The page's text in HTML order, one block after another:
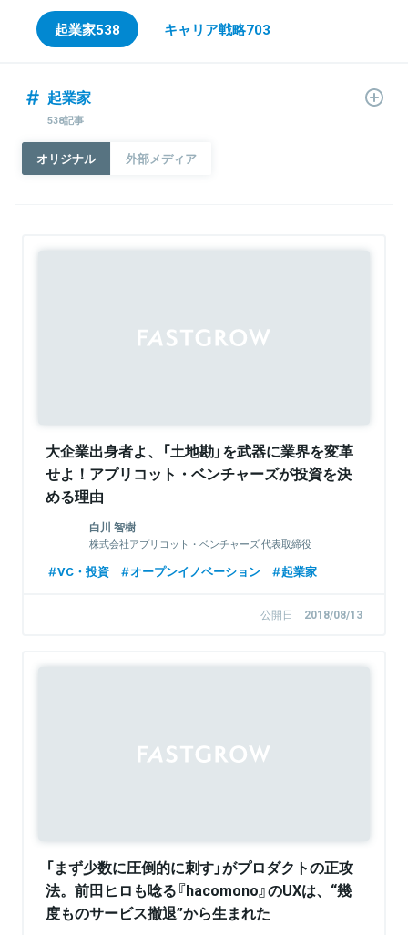
起業家538 キャリア戦略703
起業家
538記事
オリジナル 外部メディア
大企業出身者よ、「土地勘」を武器に業界を変革
せよ！アプリコット・ベンチャーズが投資を決
める理由
白川 智樹
株式会社アプリコット・ベンチャーズ 代表取締役
VC・投資 オープンイノベーション 起業家
公開日 2018/08/13
「まず少数に圧倒的に刺す」がプロダクトの正攻
法。前田ヒロも唸る『hacomono』のUXは、“幾
度ものサービス撤退”から生まれた